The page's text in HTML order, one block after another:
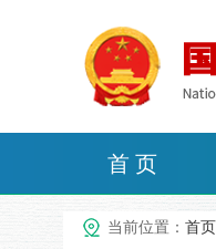
首 页
治沙频道
当前位置： 首页